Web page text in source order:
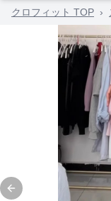
クロフィット TOP ›
Previous slide